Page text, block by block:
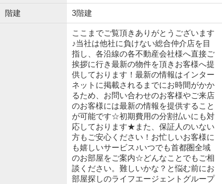
階建 3階建
ここまでご覧頂きありがとうございます
♪当社は他社に負けない総合仲介店を目
指し、各沿線の各不動産会社様へ直接ご
挨拶に行き最新の物件を頂きお客様へ提
供しております！最新の情報はインター
ネットに掲載されるまでにお時間がかか
るため、お問い合わせのお客様やご来店
のお客様には最新の情報を提供すること
が可能です☆初期費用の分割払いにも対
応しております★また、保証人のいない
方もご安心ください！お忙しいお客様に
も嬉しいサービス♪いつでも首都圏全域
のお部屋をご案内☆どんなことでもご相
談ください。難しいかな？と悩む前にお
部屋探しのライフエージェントグループ